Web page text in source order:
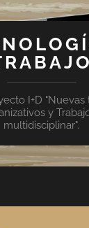
I+D "Nuevas
y
multidisciplinar".